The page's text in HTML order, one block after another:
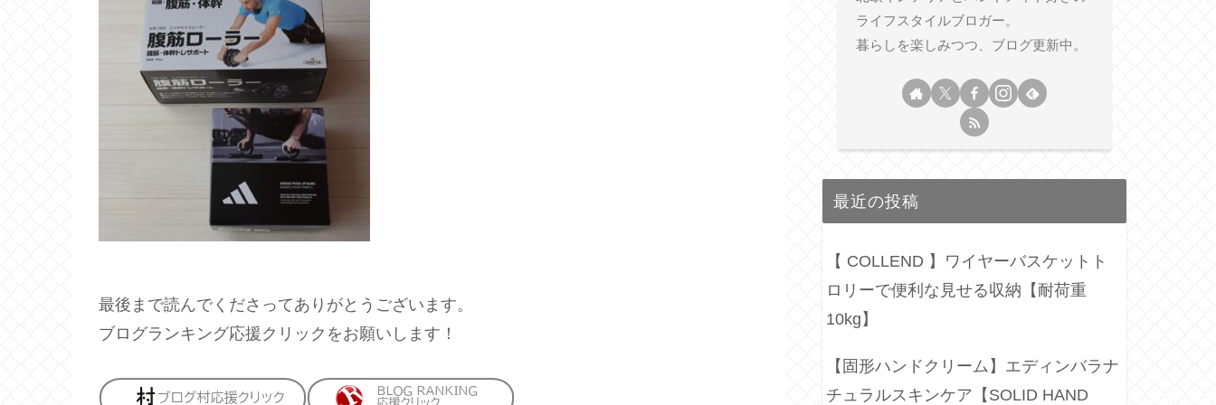
最後まで読んでくださってありがとうございます。
ブログランキング応援クリックをお願いします！
ライフスタイルブロガー。
暮らしを楽しみつつ、ブログ更新中。
最近の投稿
【 COLLEND 】ワイヤーバスケットト
ロリーで便利な見せる収納【耐荷重
10kg】
【固形ハンドクリーム】エディンバラナ
チュラルスキンケア【SOLID HAND